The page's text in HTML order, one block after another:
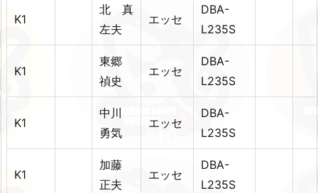
K1
北 真
左夫
エッセ
DBA-
L235S
K1
東郷
禎史
エッセ
DBA-
L235S
K1
中川
勇気
エッセ
DBA-
L235S
K1
加藤
正夫
エッセ
DBA-
L235S